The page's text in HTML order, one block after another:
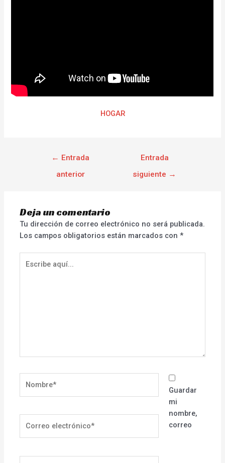
HOGAR
← Entrada
anterior
Entrada
siguiente →
Deja un comentario
Tu dirección de correo electrónico no será publicada.
Los campos obligatorios están marcados con*
aquí...
electrónico*
Guardar
mi
nombre,
correo